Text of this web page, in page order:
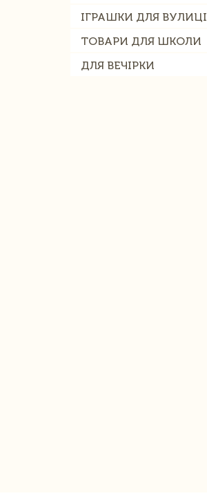
ІГРАШКИ ДЛЯ ВУЛИЦІ
ТОВАРИ ДЛЯ ШКОЛИ
ДЛЯ ВЕЧІРКИ